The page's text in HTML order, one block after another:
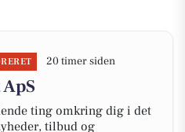
20 timer siden
ting omkring dig i det
tilbud og